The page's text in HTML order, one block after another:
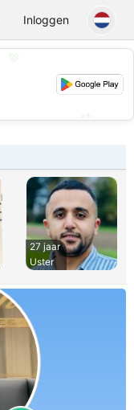
Inloggen
27 jaar
Uster